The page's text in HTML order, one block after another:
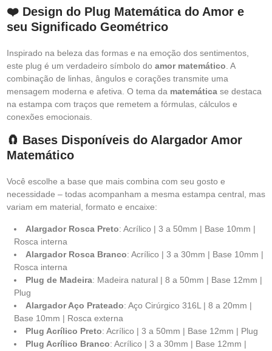
❤️ Design do Plug Matemática do Amor e
seu Significado Geométrico
Inspirado na beleza das formas e na emoção dos sentimentos,
este plug é um verdadeiro símbolo do amor matemático . A
combinação de linhas, ângulos e corações transmite uma
mensagem moderna e afetiva. O tema da matemática se destaca
na estampa com traços que remetem a fórmulas, cálculos e
conexões emocionais.
🧲 Bases Disponíveis do Alargador Amor
Matemático
Você escolhe a base que mais combina com seu gosto e
necessidade – todas acompanham a mesma estampa central, mas
variam em material, formato e encaixe:
Alargador Rosca Preto: Acrílico | 3 a 50mm | Base 10mm |
Rosca interna
Alargador Rosca Branco: Acrílico | 3 a 30mm | Base 10mm |
Rosca interna
Plug de Madeira: Madeira natural | 8 a 50mm | Base 12mm |
Plug
Alargador Aço Prateado: Aço Cirúrgico 316L | 8 a 20mm |
Base 10mm | Rosca externa
Plug Acrílico Preto: Acrílico | 3 a 50mm | Base 12mm | Plug
Plug Acrílico Branco: Acrílico | 3 a 30mm | Base 12mm |